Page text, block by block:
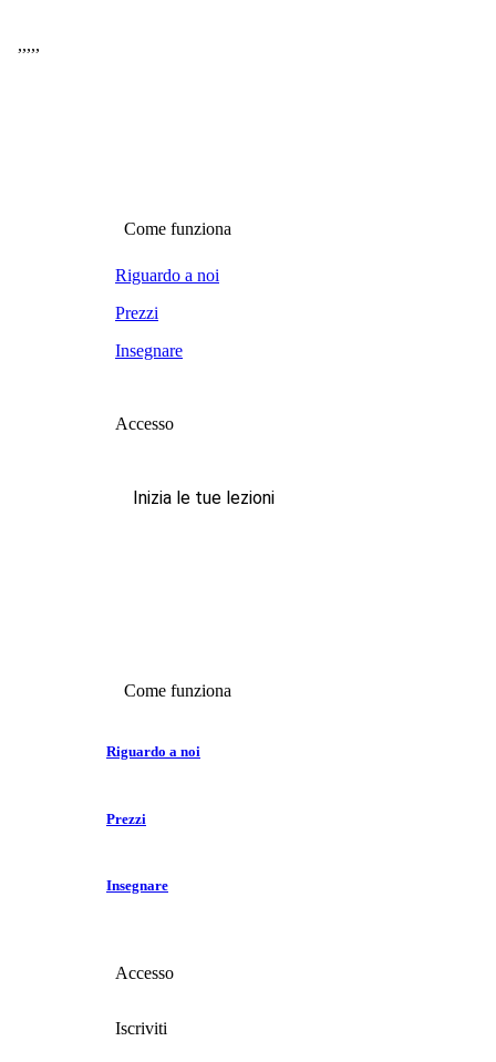
,,,,,
Come funziona
Riguardo a noi
Prezzi
Insegnare
Accesso
Inizia le tue lezioni
Come funziona
Riguardo a noi
Prezzi
Insegnare
Accesso
Iscriviti